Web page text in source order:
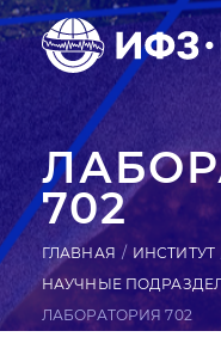
702
ГЛАВНАЯ ИНСТИТУТ
НАУЧНЫЕ
ЛАБОРАТОРИЯ 702